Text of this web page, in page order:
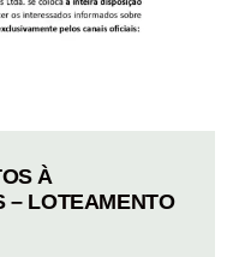
À
– LOTEAMENTO